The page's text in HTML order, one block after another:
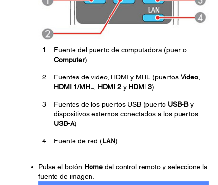
1
Fuente del puerto de computadora (puerto
Computer)
2 Fuentes de video, HDMI y MHL (puertos Video
HDMI 1/MHL HDMI 2 y HDMI 3)
3 Fuentes de los puertos USB (puerto USB-By
dispositivos externos conectados a los puertos
USB-A)
4 Fuente de red (LAN)
Pulse el botón Home del control remoto y seleccione la
fuente de imagen.